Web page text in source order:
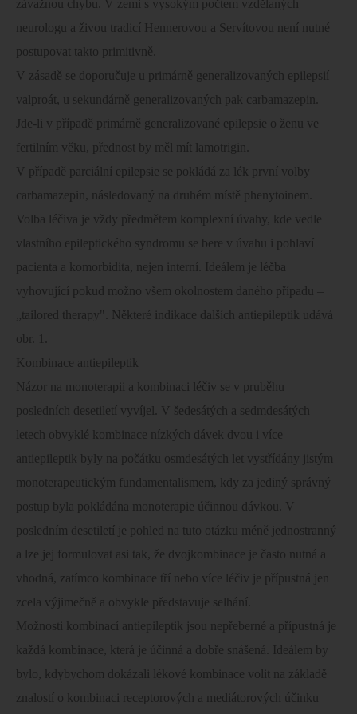
závažnou chybu. V zemi s vysokým počtem vzdělaných
neurologu a živou tradicí Hennerovou a Servítovou není nutné
postupovat takto primitivně.
V zásadě se doporučuje u primárně generalizovaných epilepsií
valproát, u sekundárně generalizovaných pak carbamazepin.
Jde-li v případě primárně generalizované epilepsie o ženu ve
fertilním věku, přednost by měl mít lamotrigin.
V případě parciální epilepsie se pokládá za lék první volby
carbamazepin, následovaný na druhém místě phenytoinem.
Volba léčiva je vždy předmětem komplexní úvahy, kde vedle
vlastního epileptického syndromu se bere v úvahu i pohlaví
pacienta a komorbidita, nejen interní. Ideálem je léčba
vyhovující pokud možno všem okolnostem daného případu –
„tailored therapy". Některé indikace dalších antiepileptik udává
obr. 1.
Kombinace antiepileptik
Názor na monoterapii a kombinaci léčiv se v pruběhu
posledních desetiletí vyvíjel. V šedesátých a sedmdesátých
letech obvyklé kombinace nízkých dávek dvou i více
antiepileptik byly na počátku osmdesátých let vystřídány jistým
monoterapeutickým fundamentalismem, kdy za jediný správný
postup byla pokládána monoterapie účinnou dávkou. V
posledním desetiletí je pohled na tuto otázku méně jednostranný
a lze jej formulovat asi tak, že dvojkombinace je často nutná a
vhodná, zatímco kombinace tří nebo více léčiv je přípustná jen
zcela výjimečně a obvykle představuje selhání.
Možnosti kombinací antiepileptik jsou nepřeberné a přípustná je
každá kombinace, která je účinná a dobře snášená. Ideálem by
bylo, kdybychom dokázali lékové kombinace volit na základě
znalostí o kombinaci receptorových a mediátorových účinku